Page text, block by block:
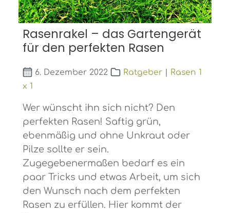
Rasenrakel – das Gartengerät
für den perfekten Rasen
6. Dezember 2022 Ratgeber|
Rasen 1
x 1
Wer wünscht ihn sich nicht? Den
perfekten Rasen! Saftig grün,
ebenmäßig und ohne Unkraut oder
Pilze sollte er sein.
Zugegebenermaßen bedarf es ein
paar Tricks und etwas Arbeit, um sich
den Wunsch nach dem perfekten
Rasen zu erfüllen. Hier kommt der